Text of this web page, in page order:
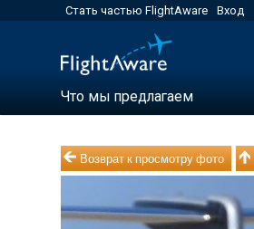
Стать частью FlightAware Вход
Что мы предлагаем
Возврат к просмотру фото